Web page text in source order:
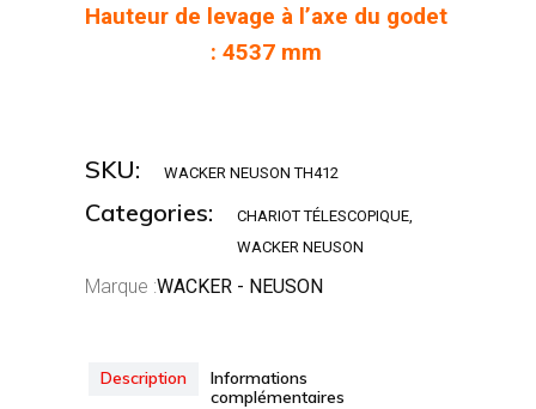
Hauteur de levage à l’axe du godet
: 4537 mm
SKU: WACKER NEUSON TH412
Categories: CHARIOT TÉLESCOPIQUE
WACKER NEUSON
Marque :WACKER - NEUSON
Description
Informations
complémentaires